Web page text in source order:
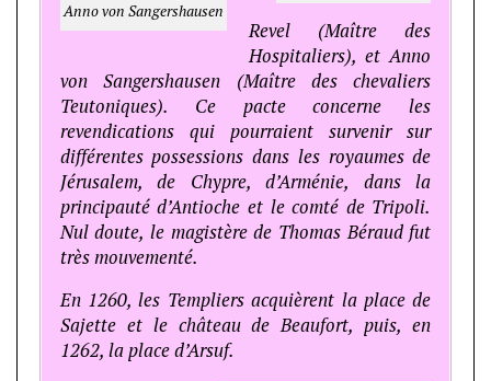
Anno von Sangershausen
Revel (Maître des
Hospitaliers), et Anno
von Sangershausen (Maître des chevaliers
Teutoniques). Ce pacte concerne les
revendications qui pourraient survenir sur
différentes possessions dans les royaumes de
Jérusalem, de Chypre, d’Arménie, dans la
principauté d’Antioche et le comté de Tripoli.
Nul doute, le magistère de Thomas Béraud fut
très mouvementé.
En 1260, les Templiers acquièrent la place de
Sajette et le château de Beaufort, puis, en
1262, la place d’Arsuf.